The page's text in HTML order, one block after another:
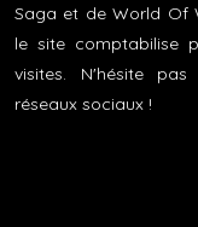
Saga et de World Of
le site comptabilise
visites. N'hésite
réseaux sociaux !